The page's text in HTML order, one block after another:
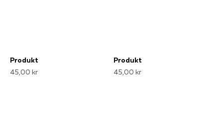
Produkt
45,00 kr
Produkt
45,00 kr